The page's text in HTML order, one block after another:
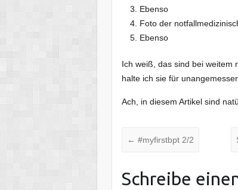
Ebenso
Foto der
Ebenso
Ich weiß, das sind bei weitem
halte ich sie für
Ach, in diesem Artikel sind
← #myfirstbpt 2/2
Schreibe